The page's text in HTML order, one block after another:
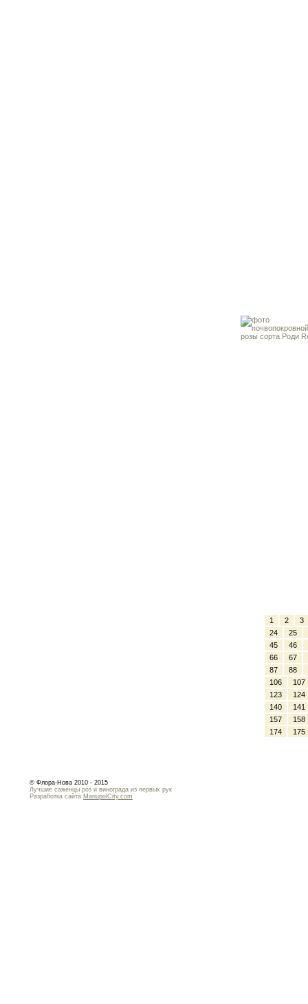
1 2
3
24
25
45
46
66
67
87
88
106
107
123
124
140
141
157
158
174
175
© Флора-Нова 2010 - 2015
Лучшие саженцы роз и винограда из первых рук
Разработка сайта MariupolCity.com